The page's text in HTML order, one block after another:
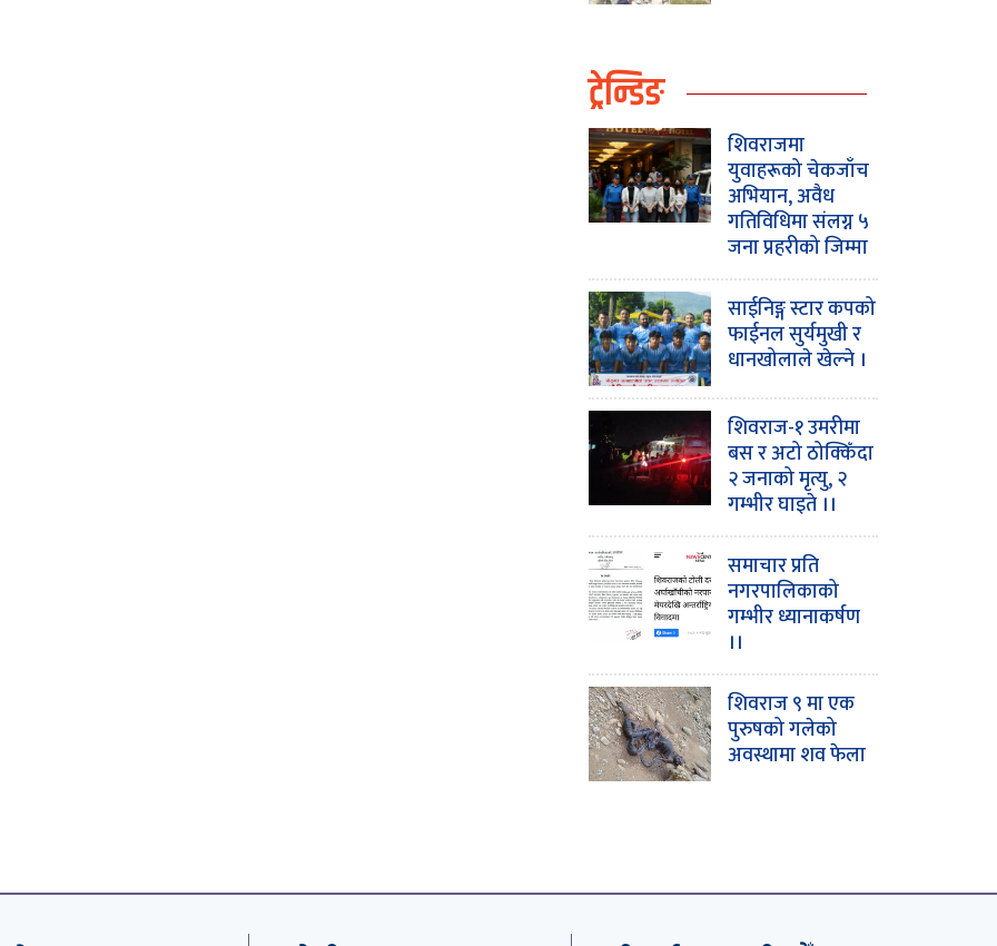
ट्रेन्डिङ
शिवराजमा
युवाहरूको चेकजाँच
अभियान, अवैध
गतिविधिमा संलग्न ५
जना प्रहरीको जिम्मा
साईनिङ्ग स्टार कपको
फाईनल सुर्यमुखी र
धानखोलाले खेल्ने ।
शिवराज-१ उमरीमा
बस र अटो ठोक्किँदा
२ जनाको मृत्यु, २
गम्भीर घाइते ।।
समाचार प्रति
नगरपालिकाको
गम्भीर ध्यानाकर्षण
।।
शिवराज ९ मा एक
पुरुषको गलेको
अवस्थामा शव फेला